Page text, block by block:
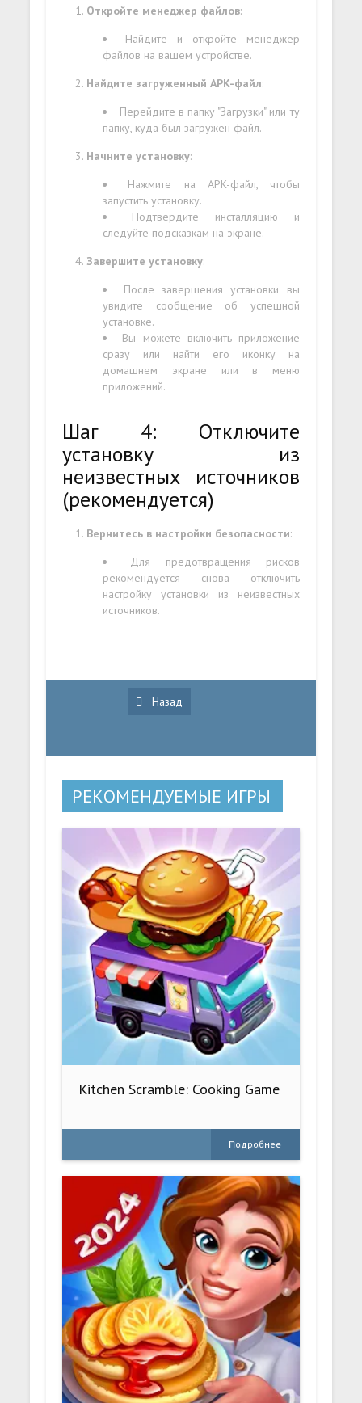
Откройте менеджер файлов:
Найдите и откройте менеджер
файлов на вашем устройстве.
Найдите загруженный APK-файл:
Перейдите в папку "Загрузки" или ту
папку, куда был загружен файл.
Начните установку:
Нажмите на APK-файл, чтобы
запустить установку.
Подтвердите инсталляцию и
следуйте подсказкам на экране.
Завершите установку:
После завершения установки вы
увидите сообщение об успешной
установке.
Вы можете включить приложение
сразу или найти его иконку на
домашнем экране или в меню
приложений.
Шаг 4: Отключите
установку из
неизвестных источников
(рекомендуется)
Вернитесь в настройки безопасности:
Для предотвращения рисков
рекомендуется снова отключить
настройку установки из неизвестных
источников.
Назад
РЕКОМЕНДУЕМЫЕ ИГРЫ
Kitchen Scramble: Cooking Game
Подробнее